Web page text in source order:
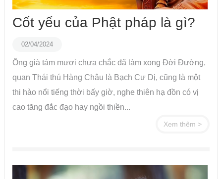
Cốt yếu của Phật pháp là gì?
02/04/2024
Ông già tám mươi chưa chắc đã làm xong Đời Đường,
quan Thái thú Hàng Châu là Bạch Cư Dị, cũng là một
thi hào nổi tiếng thời bấy giờ, nghe thiên hạ đồn có vị
cao tăng đắc đạo hay ngồi thiền...
Xem thêm >